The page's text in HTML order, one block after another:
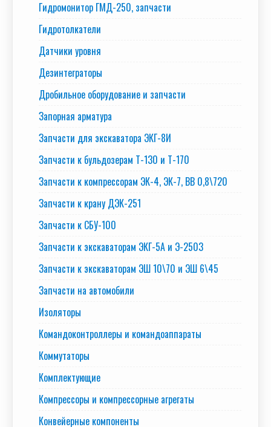
Гидромонитор ГМД-250, запчасти
Гидротолкатели
Датчики уровня
Дезинтеграторы
Дробильное оборудование и запчасти
Запорная арматура
Запчасти для экскаватора ЭКГ-8И
Запчасти к бульдозерам Т-130 и Т-170
Запчасти к компрессорам ЭК-4, ЭК-7, ВВ 0,8\720
Запчасти к крану ДЭК-251
Запчасти к СБУ-100
Запчасти к экскаваторам ЭКГ-5А и Э-2503
Запчасти к экскаваторам ЭШ 10\70 и ЭШ 6\45
Запчасти на автомобили
Изоляторы
Командоконтроллеры и командоаппараты
Коммутаторы
Комплектующие
Компрессоры и компрессорные агрегаты
Конвейерные компоненты